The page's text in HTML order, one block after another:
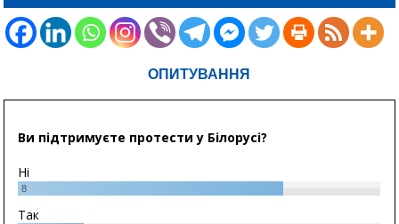
ОПИТУВАННЯ
Ви підтримуєте протести у Білорусі?
Ні
8
Так